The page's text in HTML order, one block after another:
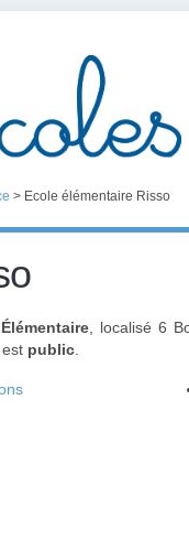
> Ecole élémentaire Risso
, localisé 6
est public